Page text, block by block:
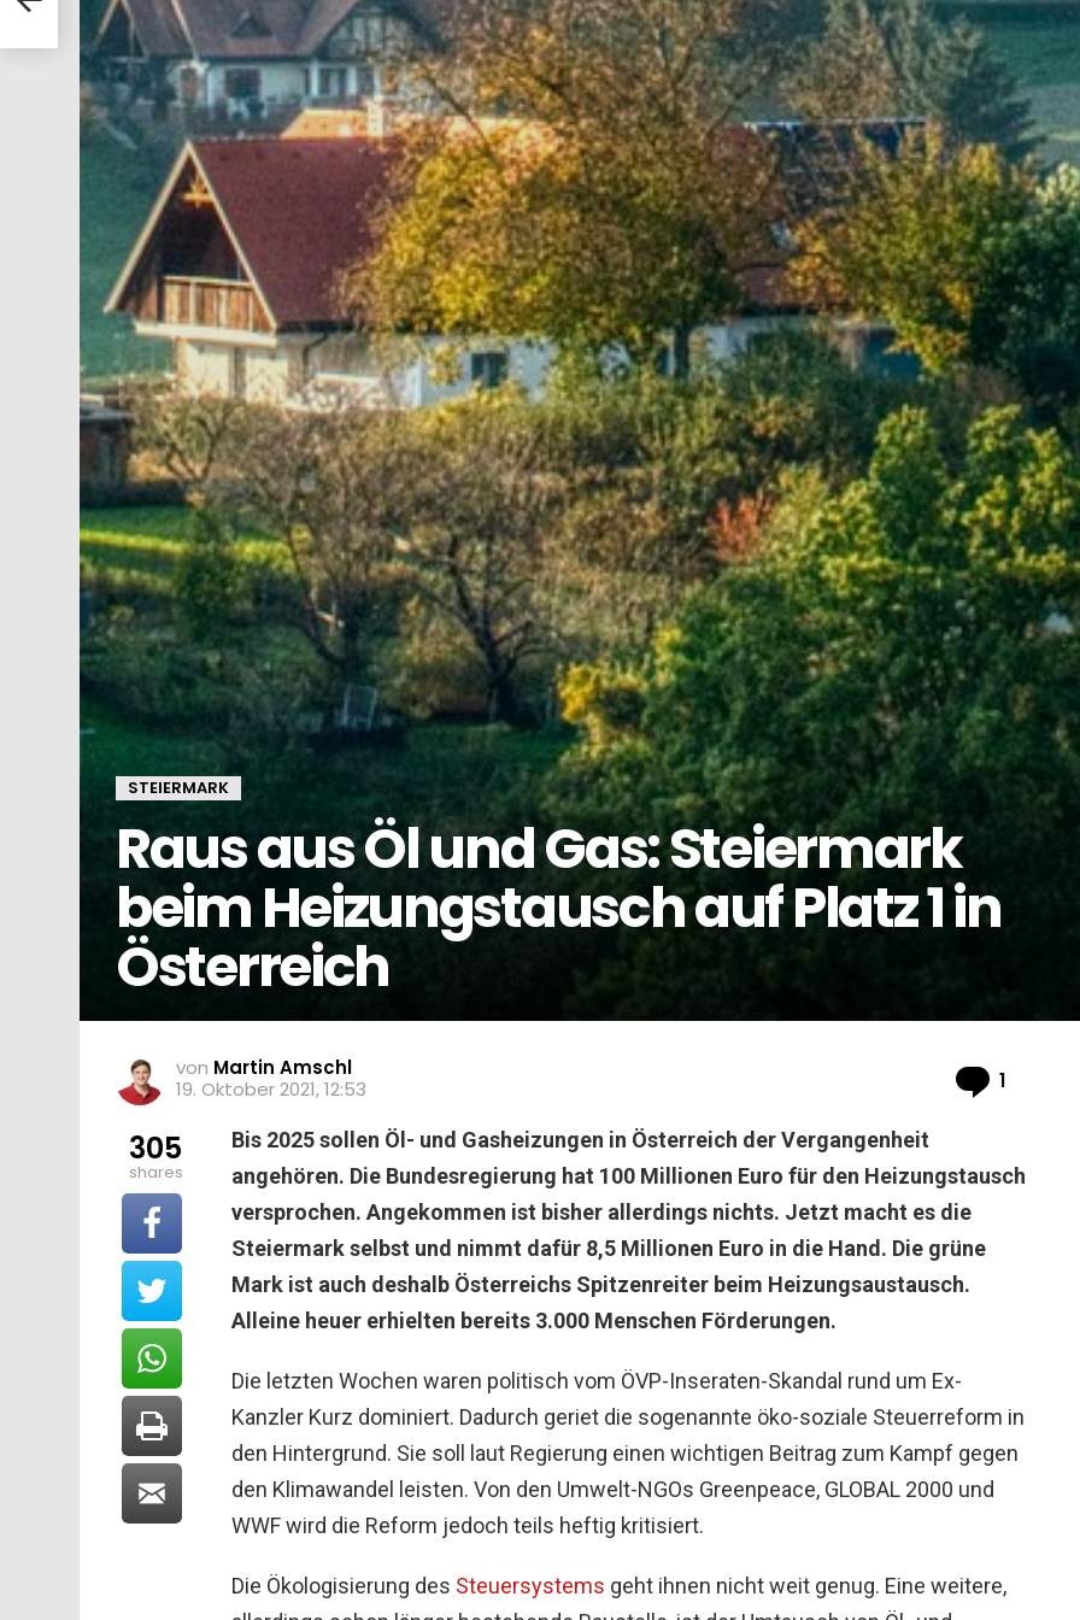
STEIERMARK
Raus aus Öl und Gas: Steiermark
beim Heizungstausch auf Platz 1 in
Österreich
von Martin Amschl
19. Oktober 2021, 12:53
1
Bis 2025 sollen Öl- und Gasheizungen in Österreich der Vergangenheit
angehören. Die Bundesregierung hat 100 Millionen Euro für den Heizungstausch
versprochen. Angekommen ist bisher allerdings nichts. Jetzt macht es die
Steiermark selbst und nimmt dafür 8,5 Millionen Euro in die Hand. Die grüne
Mark ist auch deshalb Österreichs Spitzenreiter beim Heizungsaustausch.
Alleine heuer erhielten bereits 3.000 Menschen Förderungen.
Die letzten Wochen waren politisch vom ÖVP-Inseraten-Skandal rund um Ex-
Kanzler Kurz dominiert. Dadurch geriet die sogenannte öko-soziale Steuerreform in
den Hintergrund. Sie soll laut Regierung einen wichtigen Beitrag zum Kampf gegen
den Klimawandel leisten. Von den Umwelt-NGOs Greenpeace, GLOBAL 2000 und
WWF wird die Reform jedoch teils heftig kritisiert.
Die Ökologisierung des Steuersystems geht ihnen nicht weit genug. Eine weitere,
305
shares